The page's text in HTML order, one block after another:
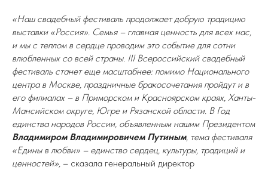
«Наш свадебный фестиваль продолжает добрую традицию
выставки «Россия». Семья – главная ценность для всех нас,
и мы с теплом в сердце проводим это событие для сотни
влюбленных со всей страны. III Всероссийский свадебный
фестиваль станет еще масштабнее: помимо Национального
центра в Москве, праздничные бракосочетания пройдут и в
его филиалах – в Приморском и Красноярском краях, Ханты-
Мансийском округе, Югре и Рязанской области. В Год
единства народов России, объявленным нашим Президентом
Владимиром Владимировичем Путиным, тема фестиваля
«Едины в любви» – единство сердец, культуры, традиций и
ценностей», – сказала генеральный директор